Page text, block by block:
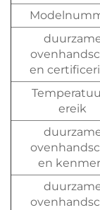
en
ereik
en